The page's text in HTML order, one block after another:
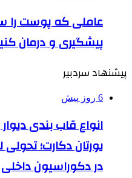
عاملی که پوست را
پیشگیری و درمان
پیشنهاد سردبیر
6 روز پیش
انواع قاب بندی
یورتان دکارت؛
در دکوراسیون داخلی